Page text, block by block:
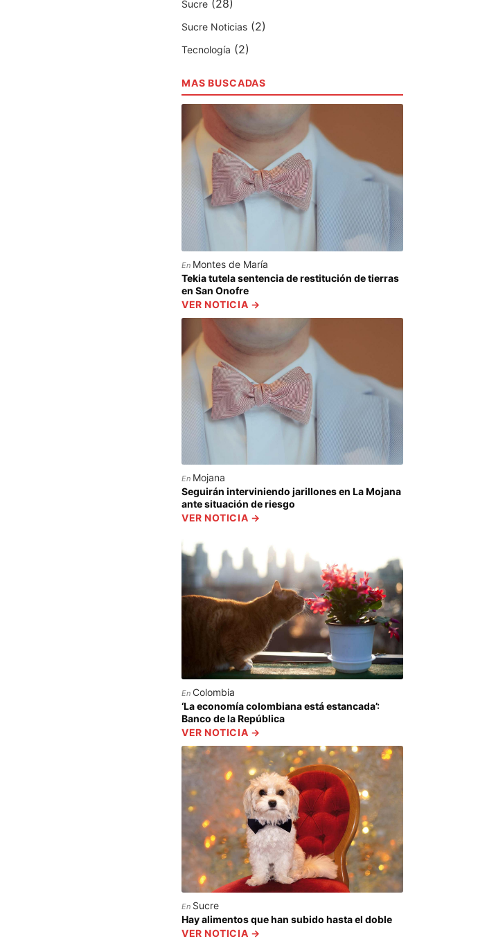
Sucre (28)
Sucre Noticias (2)
Tecnología (2)
MAS BUSCADAS
En Montes de María
Tekia tutela sentencia de restitución de tierras
en San Onofre
VER NOTICIA →
En Mojana
Seguirán interviniendo jarillones en La Mojana
ante situación de riesgo
VER NOTICIA →
En Colombia
‘La economía colombiana está estancada’:
Banco de la República
VER NOTICIA →
En Sucre
Hay alimentos que han subido hasta el doble
VER NOTICIA →